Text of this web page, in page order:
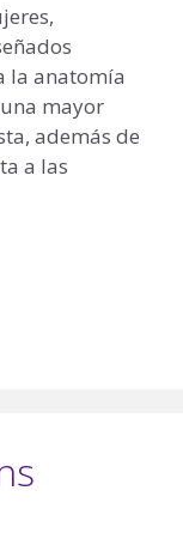
la anatomía
mayor
además de
a las